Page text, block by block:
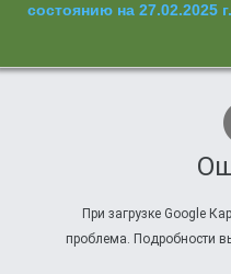
состоянию на 27.02.2025 г.
При загрузке Google
проблема. Подробности